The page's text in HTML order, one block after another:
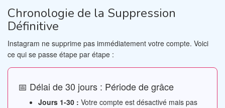
Chronologie de la Suppression
Définitive
Instagram ne supprime pas immédiatement votre compte. Voici
ce qui se passe étape par étape :
📅 Délai de 30 jours : Période de grâce
Jours 1-30 : Votre compte est désactivé mais pas